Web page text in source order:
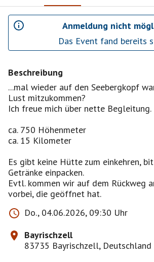
Anmeldung nicht
Das Event fand bereits
Beschreibung
...mal wieder auf den Seebergkopf
Lust mitzukommen?
Ich freue mich über nette Begleitung.
ca. 750 Höhenmeter
ca. 15 Kilometer
Es gibt keine Hütte zum einkehren,
Getränke einpacken.
Evtl. kommen wir auf dem Rückweg
vorbei, die geöffnet hat.
Do., 04.06.2026, 09:30 Uhr
Bayrischzell
83735 Bayrischzell, Deutschland